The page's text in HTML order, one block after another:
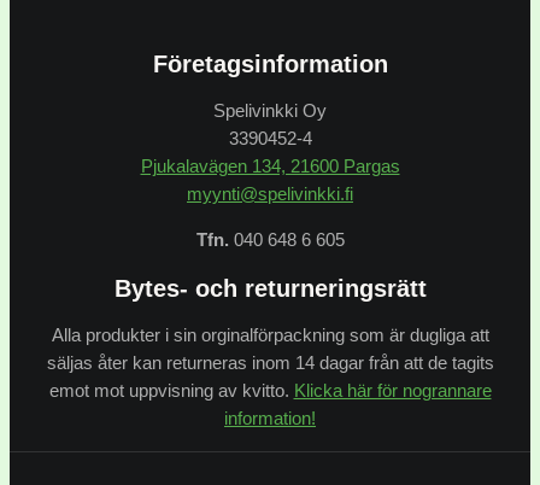
Företagsinformation
Spelivinkki Oy
3390452-4
Pjukalavägen 134, 21600 Pargas
myynti@spelivinkki.fi
Tfn. 040 648 6 605
Bytes- och returneringsrätt
Alla produkter i sin orginalförpackning som är dugliga att
säljas åter kan returneras inom 14 dagar från att de tagits
emot mot uppvisning av kvitto. Klicka här för nogrannare
information!